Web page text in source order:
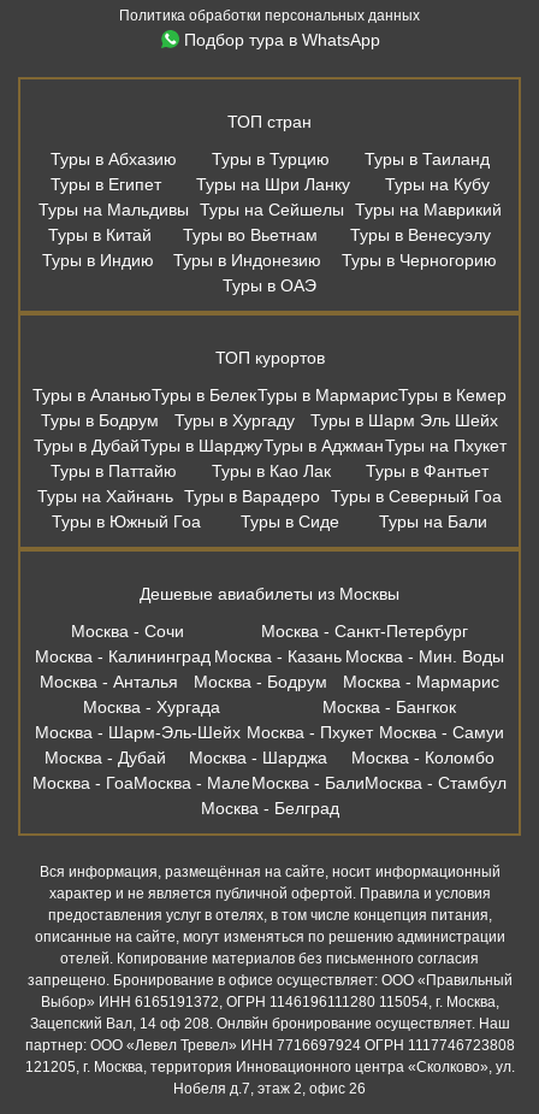
Политика обработки персональных данных
Подбор тура в WhatsApp
ТОП стран
Туры в Абхазию
Туры в Турцию
Туры в Таиланд
Туры в Египет
Туры на Шри Ланку
Туры на Кубу
Туры на Мальдивы
Туры на Сейшелы
Туры на Маврикий
Туры в Китай
Туры во Вьетнам
Туры в Венесуэлу
Туры в Индию
Туры в Индонезию
Туры в Черногорию
Туры в ОАЭ
ТОП курортов
Туры в АланьюТуры в БелекТуры в МармарисТуры в Кемер
Туры в Бодрум
Туры в Хургаду
Туры в Шарм Эль Шейх
Туры в ДубайТуры в ШарджуТуры в АджманТуры на Пхукет
Туры в Паттайю
Туры в Као Лак
Туры в Фантьет
Туры на Хайнань Туры в Варадеро Туры в Северный Гоа
Туры в Южный Гоа
Туры в Сиде Туры на Бали
Дешевые авиабилеты из Москвы
Москва - Сочи
Москва - Санкт-Петербург
Москва - Калининград Москва - Казань Москва - Мин. Воды
Москва - Анталья
Москва - Бодрум
Москва - Мармарис
Москва - Хургада
Москва - Бангкок
Москва - Шарм-Эль-Шейх Москва - Пхукет Москва - Самуи
Москва - Дубай
Москва - Шарджа
Москва - Коломбо
Москва - ГоаМосква - МалеМосква - БалиМосква - Стамбул
Москва - Белград
Вся информация, размещённая на сайте, носит информационный
характер и не является публичной офертой. Правила и условия
предоставления услуг в отелях, в том числе концепция питания,
описанные на сайте, могут изменяться по решению администрации
отелей. Копирование материалов без письменного согласия
запрещено. Бронирование в офисе осуществляет: ООО «Правильный
Выбор» ИНН 6165191372, ОГРН 1146196111280 115054, г. Москва,
Зацепский Вал, 14 оф 208. Онлвйн бронирование осуществляет. Наш
партнер: ООО «Левел Тревел» ИНН 7716697924 ОГРН 1117746723808
121205, г. Москва, территория Инновационного центра «Сколково», ул.
Нобеля д.7, этаж 2, офис 26